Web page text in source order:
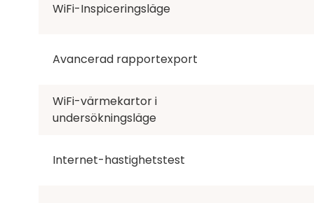
WiFi-Inspiceringsläge
Avancerad rapportexport
WiFi-värmekartor i
undersökningsläge
Internet-hastighetstest